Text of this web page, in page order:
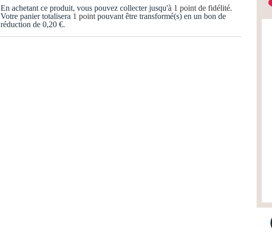
En achetant ce produit, vous pouvez collecter jusqu'à 1 point de fidélité.
Votre panier totalisera 1 point pouvant être transformé(s) en un bon de
réduction de 0,20 €.